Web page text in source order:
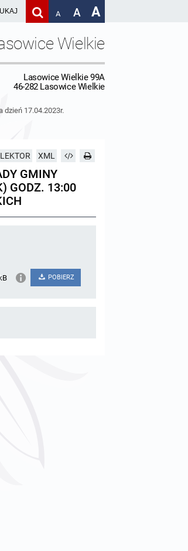
A A A
Wielkie
Lasowice Wielkie 99A
46-282 Lasowice Wielkie
dzień 17.04.2023r.
LEKTOR XML
GMINY
GODZ. 13:00
POBIERZ